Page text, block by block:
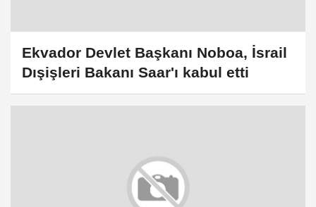
Ekvador Devlet Başkanı Noboa, İsrail
Dışişleri Bakanı Saar'ı kabul etti